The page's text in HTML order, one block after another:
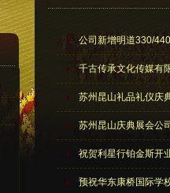
公司新增明道330/
千古传承文化传媒有
苏州昆山礼品礼仪
苏州昆山庆典展会公
祝贺利星行铂金斯开
预祝华东康桥国际学